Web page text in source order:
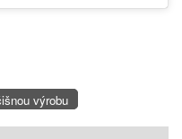
výrobu